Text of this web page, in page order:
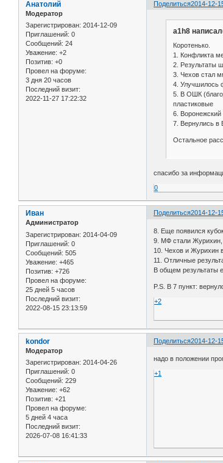
Поделиться2014-12-
Анатолий
Модератор
Зарегистрирован: 2014-12-09
Приглашений: 0
Сообщений: 24
Уважение: +2
Позитив: +0
Провел на форуме:
3 дня 20 часов
Последний визит:
2022-11-27 17:22:32
a1h8
Коротенько.
1. Конфликта
2. Результаты
3. Чехов стал
4. Улучшилось
5. В ОШК
пластиковые
6.
7. Вернулись в
Остальное
спасибо за
0
Поделиться2014-12-
Иван
Администратор
Зарегистрирован: 2014-04-09
Приглашений: 0
Сообщений: 505
Уважение: +465
Позитив: +726
Провел на форуме:
25 дней 5 часов
Последний визит:
2022-08-15 23:13:59
8. Еще появился
9. МФ стали Журихин,
10. Чехов и Журихин
11. Отличные
В общем результаты
P.S. В 7 пункт:
+2
Поделиться2014-12-
kondor
Модератор
Зарегистрирован: 2014-04-26
Приглашений: 0
Сообщений: 229
Уважение: +62
Позитив: +21
Провел на форуме:
5 дней 4 часа
Последний визит:
2026-07-08 16:41:33
надо в положении
+1